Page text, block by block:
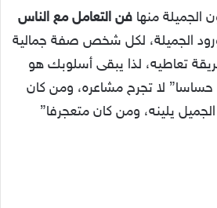
الجميلة منها فن التعامل مع الناس
الجميلة، لكل شخص صفة جمالية
تعاطيه، لذا يبقى أسلوبك هو
حساسا” لا تجرح مشاعره، ومن كان
يلينه، ومن كان متعجرفا”